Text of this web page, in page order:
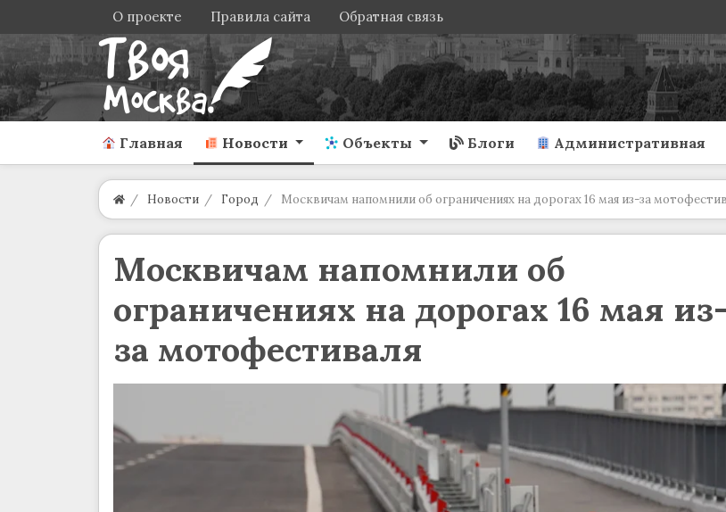
О проекте Правила сайта Обратная связь
Главная Новости Объекты Блоги Административная
Новости Город Москвичам напомнили об ограничениях на дорогах 16 мая из-за
Москвичам напомнили об
ограничениях на дорогах 16 мая
за мотофестиваля